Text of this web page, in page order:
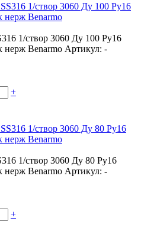
1/створ 3060 Ду 100 Ру16
нерж Benarmo Артикул: -
+
1/створ 3060 Ду 80 Ру16
нерж Benarmo Артикул: -
+